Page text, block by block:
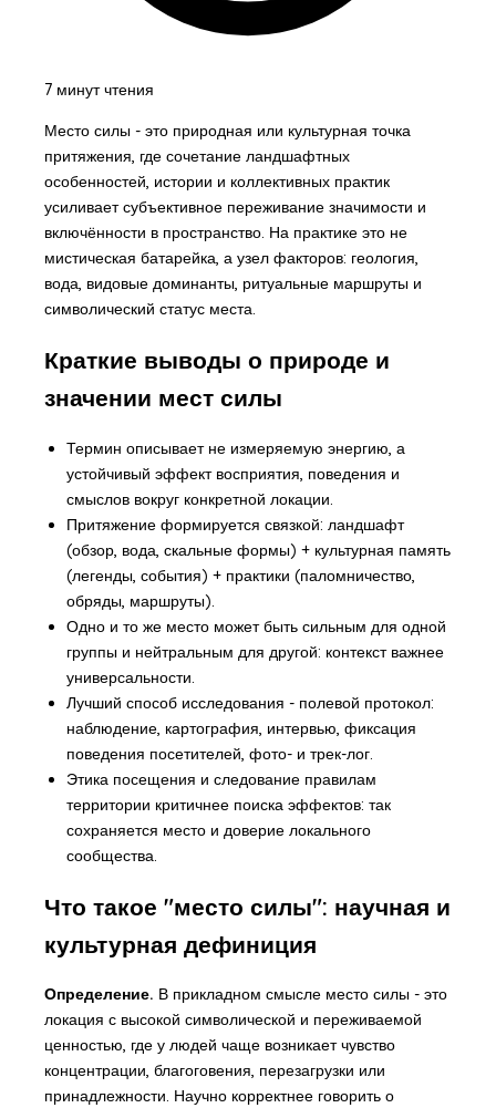
7 минут чтения
Место силы - это природная или культурная точка
притяжения, где сочетание ландшафтных
особенностей, истории и коллективных практик
усиливает субъективное переживание значимости и
включённости в пространство. На практике это не
мистическая батарейка, а узел факторов: геология,
вода, видовые доминанты, ритуальные маршруты и
символический статус места.
Краткие выводы о природе и
значении мест силы
Термин описывает не измеряемую энергию, а
устойчивый эффект восприятия, поведения и
смыслов вокруг конкретной локации.
Притяжение формируется связкой: ландшафт
(обзор, вода, скальные формы) + культурная память
(легенды, события) + практики (паломничество,
обряды, маршруты).
Одно и то же место может быть сильным для одной
группы и нейтральным для другой: контекст важнее
универсальности.
Лучший способ исследования - полевой протокол:
наблюдение, картография, интервью, фиксация
поведения посетителей, фото- и трек-лог.
Этика посещения и следование правилам
территории критичнее поиска эффектов: так
сохраняется место и доверие локального
сообщества.
Что такое "место силы": научная и
культурная дефиниция
Определение. В прикладном смысле место силы - это
локация с высокой символической и переживаемой
ценностью, где у людей чаще возникает чувство
концентрации, благоговения, перезагрузки или
принадлежности. Научно корректнее говорить о